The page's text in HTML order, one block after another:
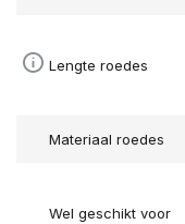
Lengte roedes
Materiaal roedes
Wel geschikt voor